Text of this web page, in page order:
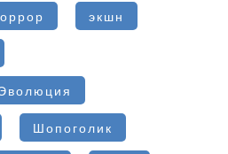
экшн
Шопоголик